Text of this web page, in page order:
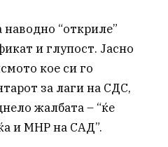
наводно “откриле”
и глупост. Јасно
кое си го
за лаги на СДС,
жалбата – “ќе
и МНР на САД”.